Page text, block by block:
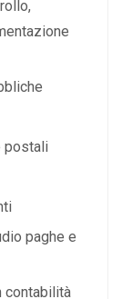
postali
paghe e
contabilità